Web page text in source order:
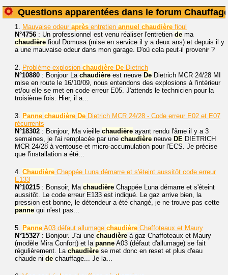
Questions apparentées dans le forum
1. Mauvaise odeur après entretien annuel chaudière fioul
N°4756 : Un professionnel est venu réaliser l'entretien de ma
chaudière fioul Domusa (mise en service il y a deux ans) et depuis il y
a une mauvaise odeur dans mon garage. D'où cela peut-il provenir ?
2. Problème explosion chaudière De Dietrich
N°10880 : Bonjour La chaudière est neuve De Dietrich MCR 24/28 MI
mise en route le 16/10/09, nous entendons des explosions à l'intérieur
et/ou elle se met en code erreur E05. J'attends le technicien pour la
troisième fois. Hier, il a...
3. Panne chaudière De Dietrich MCR 24/28 - Code erreur E02 et E07
récurrents
N°18302 : Bonjour, Ma vieille chaudière ayant rendu l'âme il y a 3
semaines, je l'ai remplacée par une chaudière neuve DE DIETRICH
MCR 24/28 à ventouse et micro-accumulation pour l'ECS. Je précise
que l'installation a été...
4. Chaudière Chappée Luna démarre et s'éteint aussitôt code erreur
E133
N°10215 : Bonsoir, Ma chaudière Chappée Luna démarre et s'éteint
aussitôt. Le code erreur E133 est indiqué. Le gaz arrive bien, la
pression est bonne, le détendeur a été changé, je ne trouve pas cette
panne qui n'est pas...
5. Panne A03 défaut allumage chaudière Chaffoteaux et Maury
N°15327 : Bonjour. J'ai une chaudière à gaz Chaffoteaux et Maury
(modèle Mira Confort) et la panne A03 (défaut d'allumage) se fait
régulièrement. La chaudière se met donc en reset et plus d'eau
chaude ni de chauffage... Je la...